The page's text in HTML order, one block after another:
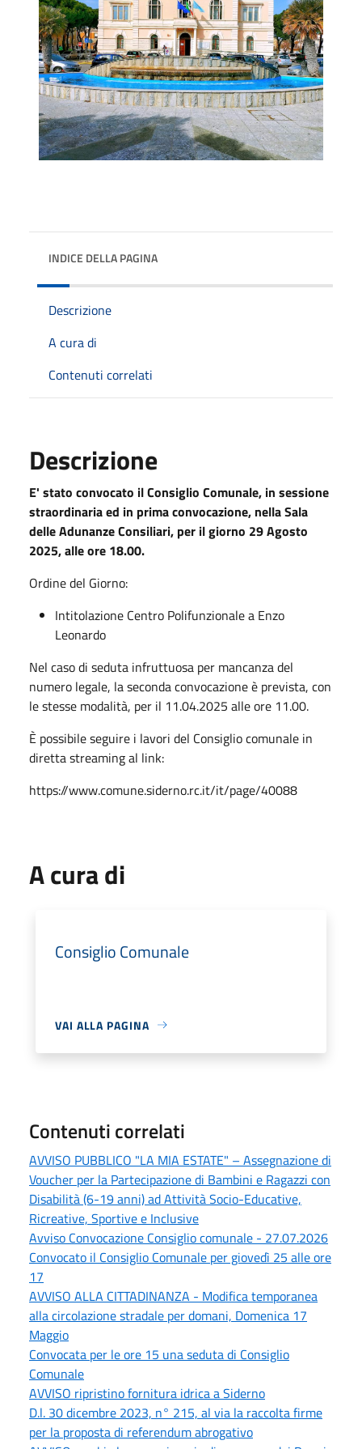
INDICE DELLA PAGINA
Descrizione
A cura di
Contenuti correlati
Descrizione
E' stato convocato il Consiglio Comunale, in sessione
straordinaria ed in prima convocazione, nella Sala
delle Adunanze Consiliari, per il giorno 29 Agosto
2025, alle ore 18.00.
Ordine del Giorno:
Intitolazione Centro Polifunzionale a Enzo
Leonardo
Nel caso di seduta infruttuosa per mancanza del
numero legale, la seconda convocazione è prevista, con
le stesse modalità, per il 11.04.2025 alle ore 11.00.
È possibile seguire i lavori del Consiglio comunale in
diretta streaming al link:
https://www.comune.siderno.rc.it/it/page/40088
A cura di
Consiglio Comunale
VAI ALLA PAGINA
Contenuti correlati
AVVISO PUBBLICO "LA MIA ESTATE" – Assegnazione di
Voucher per la Partecipazione di Bambini e Ragazzi con
Disabilità (6-19 anni) ad Attività Socio-Educative,
Ricreative, Sportive e Inclusive
Avviso Convocazione Consiglio comunale - 27.07.2026
Convocato il Consiglio Comunale per giovedì 25 alle ore
17
AVVISO ALLA CITTADINANZA - Modifica temporanea
alla circolazione stradale per domani, Domenica 17
Maggio
Convocata per le ore 15 una seduta di Consiglio
Comunale
AVVISO ripristino fornitura idrica a Siderno
D.l. 30 dicembre 2023, n° 215, al via la raccolta firme
per la proposta di referendum abrogativo